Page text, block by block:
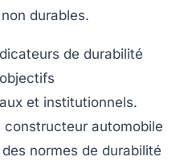
durables.
de durabilité
et institutionnels.
constructeur automobile
normes de durabilité